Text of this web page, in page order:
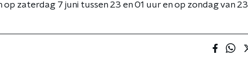
zaterdag 7 juni tussen 23 en 01 uur en op zondag van 23